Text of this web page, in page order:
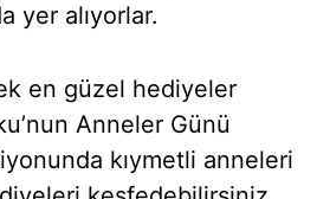
yer alıyorlar.
en güzel hediyeler
Anneler Günü
kıymetli anneleri